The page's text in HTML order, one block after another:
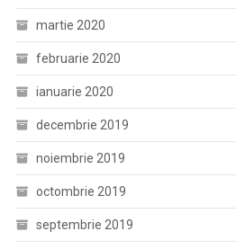
martie 2020
februarie 2020
ianuarie 2020
decembrie 2019
noiembrie 2019
octombrie 2019
septembrie 2019